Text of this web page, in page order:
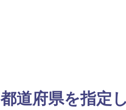
都道府県を指定